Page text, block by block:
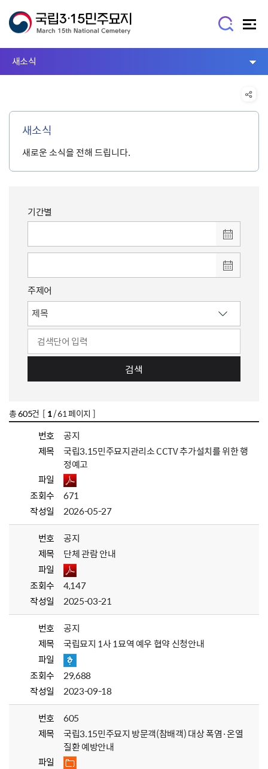
새소식
새소식
새로운 소식을 전해 드립니다.
기간별
주제어
검색
총605건 [ 1/ 61 페이지 ]
번호
공지
제목
국립3.15민주묘지관리소 CCTV 추가설치를 위한 행
정예고
파일
조회수
671
작성일
2026-05-27
번호
공지
제목
단체 관람 안내
파일
조회수
4,147
작성일
2025-03-21
번호
공지
제목
국립묘지 1사 1묘역 예우 협약 신청안내
파일
조회수
29,688
작성일
2023-09-18
번호
605
제목
국립3.15민주묘지 방문객(참배객) 대상 폭염·온열
질환 예방안내
파일